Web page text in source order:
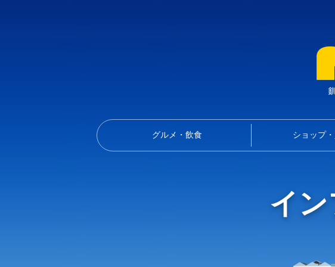
グルメ・飲食 ショップ
イ